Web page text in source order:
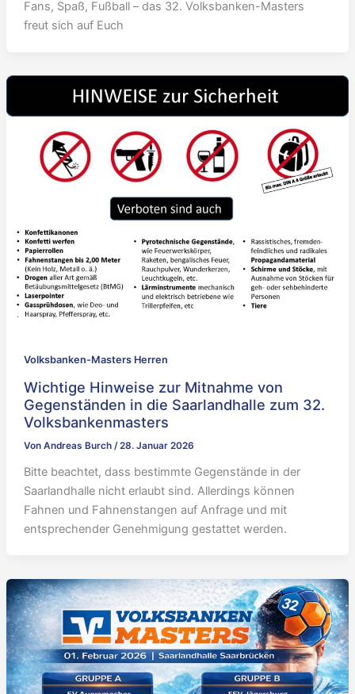
Fans, Spaß, Fußball – das 32. Volksbanken-Masters
freut sich auf Euch
Volksbanken-Masters Herren
Wichtige Hinweise zur Mitnahme von
Gegenständen in die Saarlandhalle zum 32.
Volksbankenmasters
Von Andreas Burch /28. Januar 2026
Bitte beachtet, dass bestimmte Gegenstände in der
Saarlandhalle nicht erlaubt sind. Allerdings können
Fahnen und Fahnenstangen auf Anfrage und mit
entsprechender Genehmigung gestattet werden.